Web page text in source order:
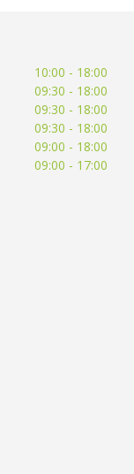
10:00 - 18:00
09:30 - 18:00
09:30 - 18:00
09:30 - 18:00
09:00 - 18:00
09:00 - 17:00